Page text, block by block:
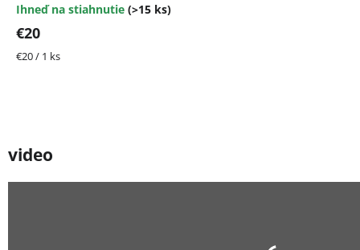
Ihneď na stiahnutie (>15 ks)
€20
Jednotková
€20 / 1 ks
video